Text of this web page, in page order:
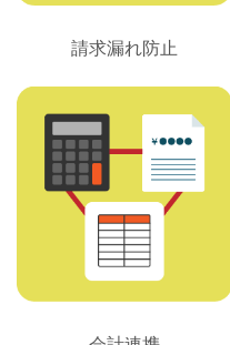
請求漏れ防止